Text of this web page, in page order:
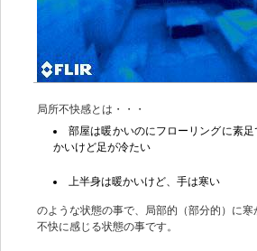
局所不快感とは・・・
部屋は暖かいのにフローリングに素
かいけど足が冷たい
上半身は暖かいけど、手は寒い
のような状態の事で、局部的（部分的）に寒
不快に感じる状態の事です。